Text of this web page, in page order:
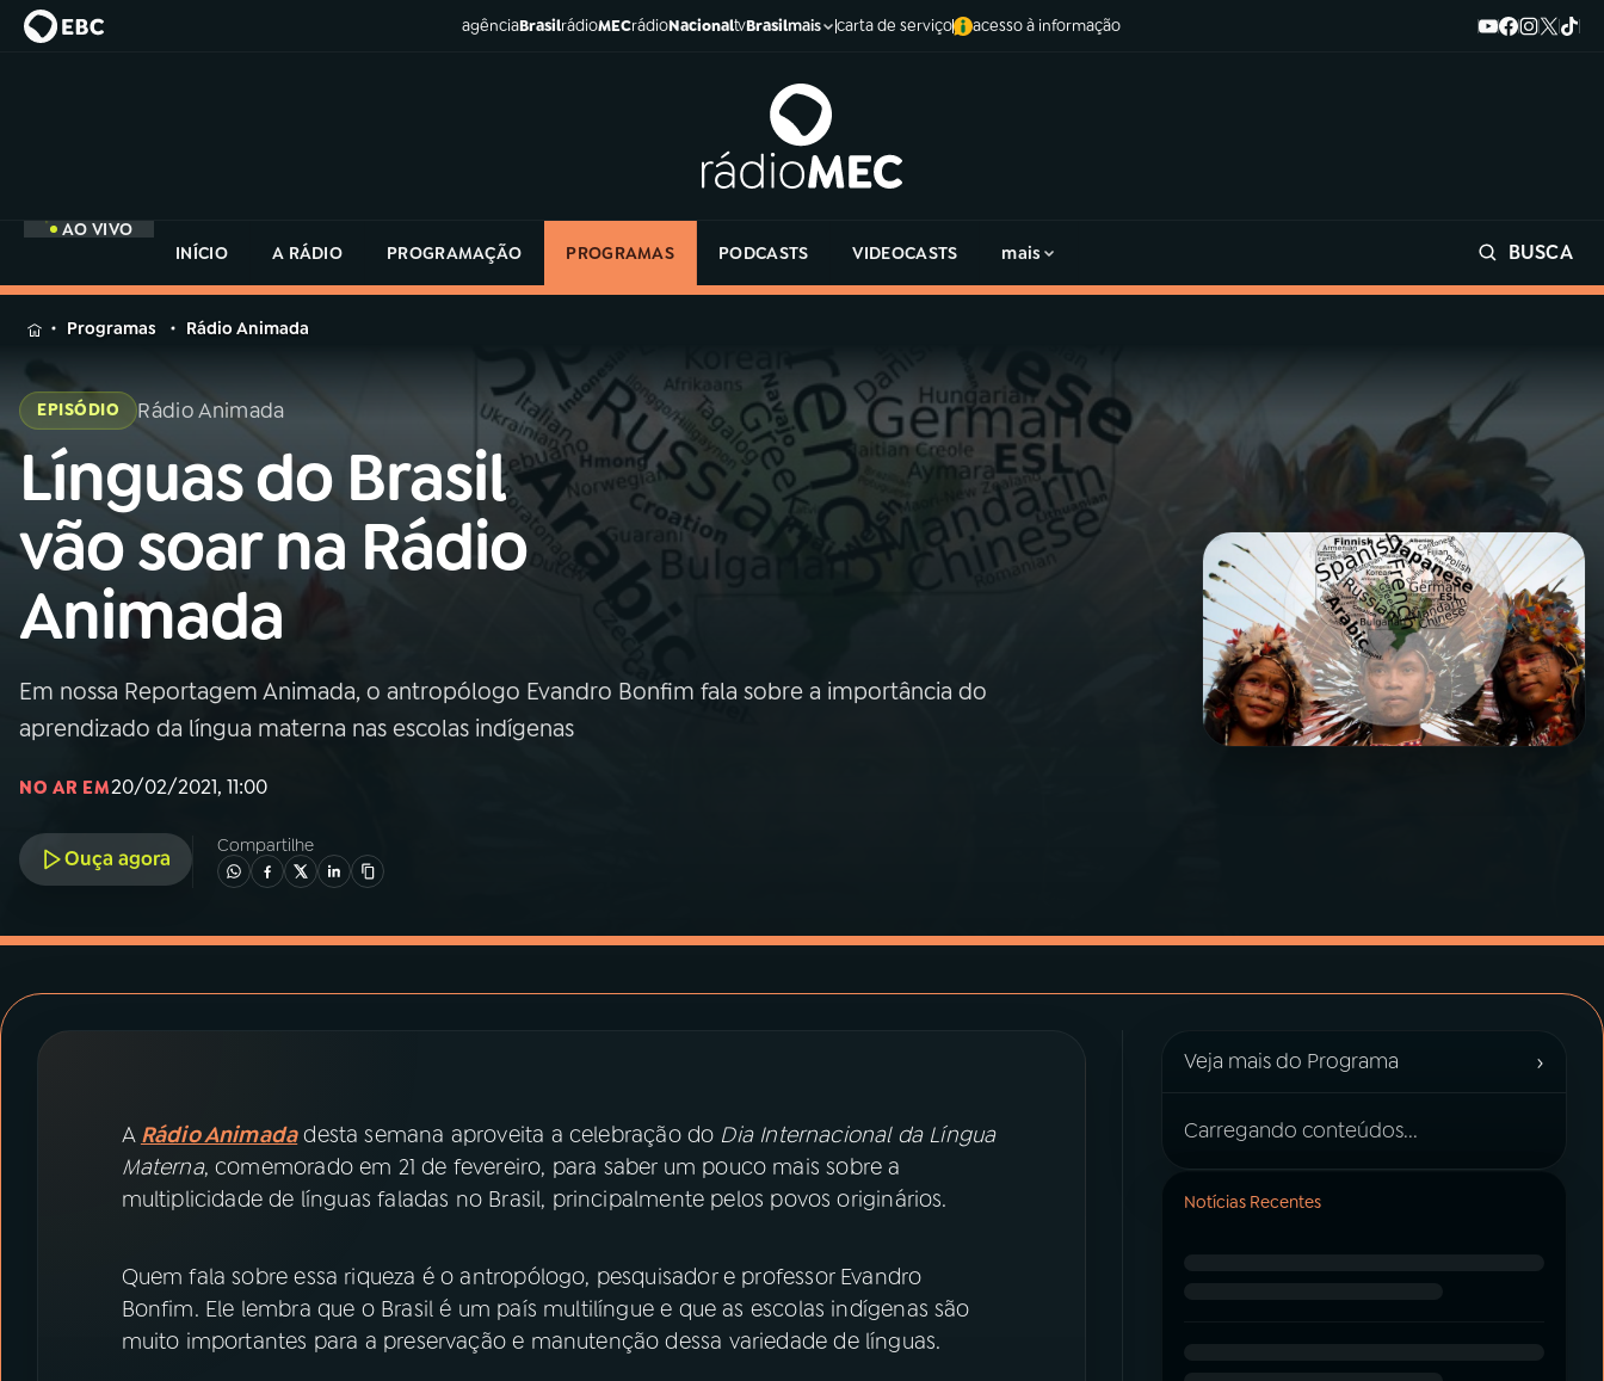
agênciaBrasilrádioMECrádioNacionaltvBrasilmais carta de serviço acesso à informação
AO VIVO
INÍCIO
A RÁDIO PROGRAMAÇÃO PROGRAMAS PODCASTS VIDEOCASTS mais BUSCA
MENU
Buscar
na
Rádio
MEC
AO VIVO
01INÍCIO
A RÁDIO
04PROGRAMAS
06VIDEOCASTS
PRÊMIO RÁDIO MEC
YouTube Facebook
Instagram X
na
Rádio
MEC
Programas Rádio Animada
EPISÓDIO Rádio Animada
Línguas do Brasil
vão soar na Rádio
Animada
Em nossa Reportagem Animada, o antropólogo Evandro Bonfim fala sobre a importância do
aprendizado da língua materna nas escolas indígenas
NO AR EM20/02/2021, 11:00
Ouça agora
Compartilhe
A Rádio Animadadesta semana aproveita a celebração do Dia Internacional da Língua
Materna, comemorado em 21 de fevereiro, para saber um pouco mais sobre a
multiplicidade de línguas faladas no Brasil, principalmente pelos povos originários.
Quem fala sobre essa riqueza é o antropólogo, pesquisador e professor Evandro
Bonfim. Ele lembra que o Brasil é um país multilíngue e que as escolas indígenas são
muito importantes para a preservação e manutenção dessa variedade de línguas.
Veja mais do Programa ›
Carregando conteúdos...
Notícias Recentes